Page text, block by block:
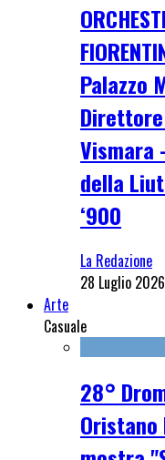
Palazzo
Vismara
della
‘900
La Redazione
28 Luglio 2026
Arte
Casuale
28°